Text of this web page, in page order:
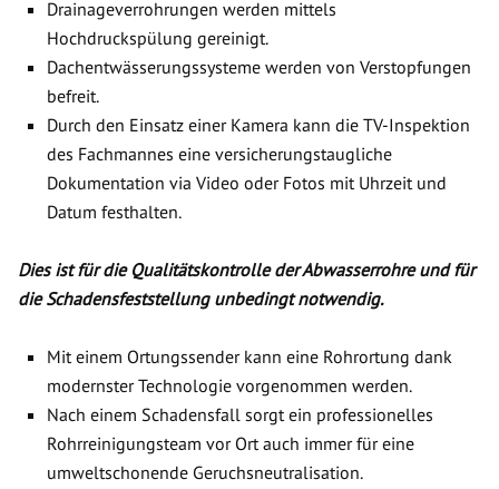
Drainageverrohrungen werden mittels
Hochdruckspülung gereinigt.
Dachentwässerungssysteme werden von Verstopfungen
befreit.
Durch den Einsatz einer Kamera kann die TV-Inspektion
des Fachmannes eine versicherungstaugliche
Dokumentation via Video oder Fotos mit Uhrzeit und
Datum festhalten.
Dies ist für die Qualitätskontrolle der Abwasserrohre und für
die Schadensfeststellung unbedingt notwendig.
Mit einem Ortungssender kann eine Rohrortung dank
modernster Technologie vorgenommen werden.
Nach einem Schadensfall sorgt ein professionelles
Rohrreinigungsteam vor Ort auch immer für eine
umweltschonende Geruchsneutralisation.